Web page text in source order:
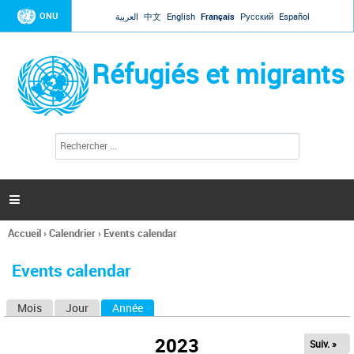
Jump to navigation
ONU العربية 中文 English Français Русский Español
Réfugiés et migrants
l
c
h
e

Vous
ici
Accueil›Calendrier› Events calendar
Events calendar
Mois Jour Année
2023 Suiv. »